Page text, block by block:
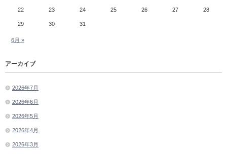
22 23 24 25 26 27 28
29 30 31
6月 »
アーカイブ
2026年7月
2026年6月
2026年5月
2026年4月
2026年3月